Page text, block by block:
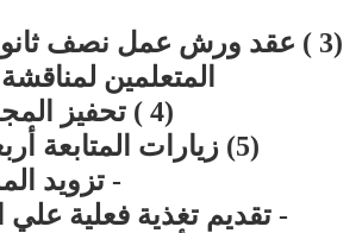
(3 ) عقد ورش عمل نصف
المتعلمين
(4 ) تحفيز المجدين ( معنويا – ماديا )
(5) زيارات المتابعة أربعة مرات في العام يتم خلالها
- تزويد
- تقديم تغذية فعلية